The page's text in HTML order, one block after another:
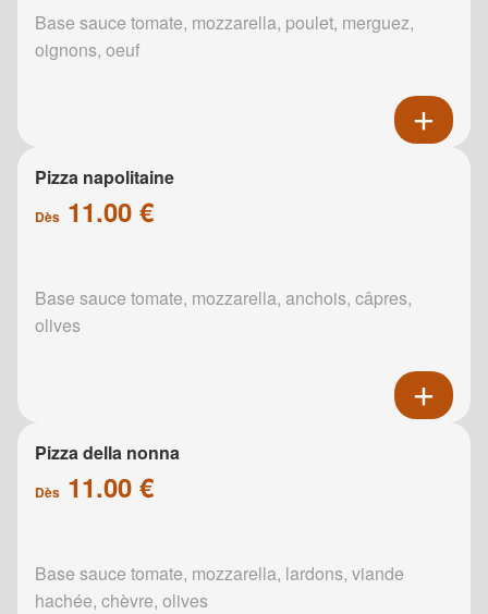
Base sauce tomate, mozzarella, poulet, merguez,
oignons, oeuf
Pizza napolitaine
Dès 11.00 €
Base sauce tomate, mozzarella, anchois, câpres,
olives
Pizza della nonna
Dès 11.00 €
Base sauce tomate, mozzarella, lardons, viande
hachée, chèvre, olives